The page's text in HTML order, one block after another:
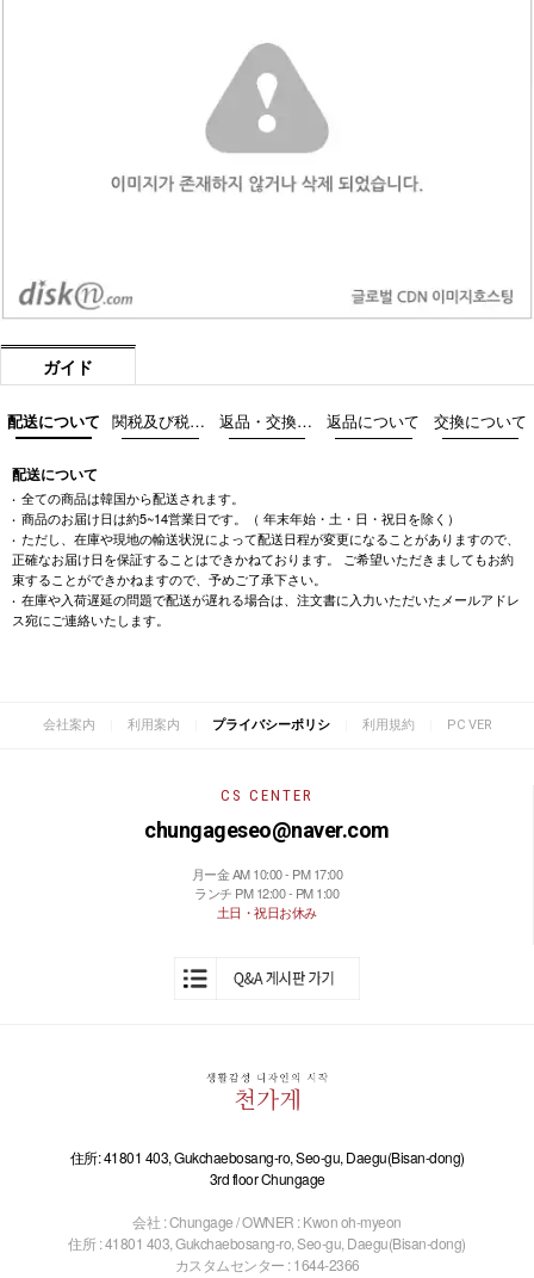
ガイド
配送について 関税及び税金について 返品・交換際の注意事項 返品について 交換について
配送について
全ての商品は韓国から配送されます。
商品のお届け日は約5~14営業日です。（ 年末年始・土・日・祝日を除く）
ただし、在庫や現地の輸送状況によって配送日程が変更になることがありますので、
正確なお届け日を保証することはできかねております。 ご希望いただきましてもお約
束することができかねますので、予めご了承下さい。
在庫や入荷遅延の問題で配送が遅れる場合は、注文書に入力いただいたメールアドレ
ス宛にご連絡いたします。
会社案内 利用案内 プライバシーポリシ 利用規約 PC VER
CS CENTER
chungageseo@naver.com
月ー金 AM 10:00 - PM 17:00
ランチ PM 12:00 - PM 1:00
土日・祝日お休み
住所: 41801 403, Gukchaebosang-ro, Seo-gu, Daegu(Bisan-dong)
3rd floor Chungage
会社 : Chungage / OWNER : Kwon oh-myeon
住所 : 41801 403, Gukchaebosang-ro, Seo-gu, Daegu(Bisan-dong)
カスタムセンター : 1644-2366